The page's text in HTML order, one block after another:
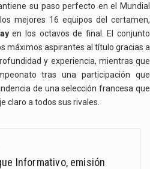
su paso perfecto en el Mundial
mejores 16 equipos del certamen,
en los octavos de final. El conjunto
máximos aspirantes al título gracias a
y experiencia, mientras que
tras una participación que
de una selección francesa que
claro a todos sus rivales.
Informativo, emisión